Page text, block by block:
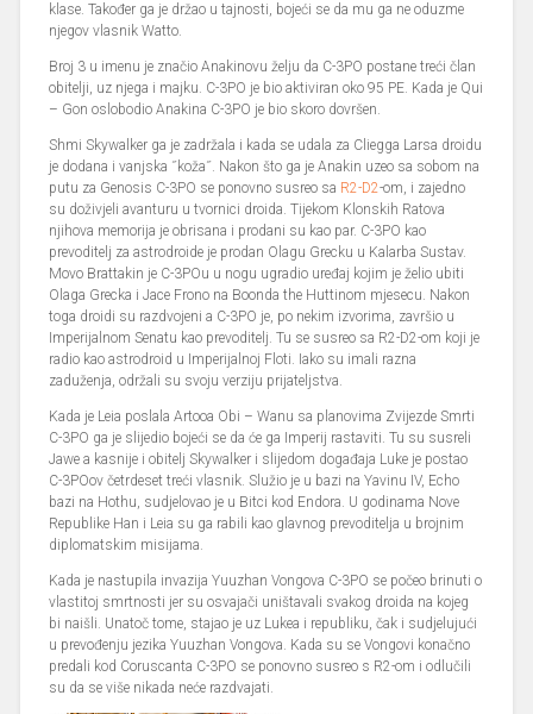
klase. Također ga je držao u tajnosti, bojeći se da mu ga ne oduzme
njegov vlasnik Watto.
Broj 3 u imenu je značio Anakinovu želju da C-3PO postane treći član
obitelji, uz njega i majku. C-3PO je bio aktiviran oko 95 PE. Kada je Qui
– Gon oslobodio Anakina C-3PO je bio skoro dovršen.
Shmi Skywalker ga je zadržala i kada se udala za Cliegga Larsa droidu
je dodana i vanjska ˝koža˝. Nakon što ga je Anakin uzeo sa sobom na
putu za Genosis C-3PO se ponovno susreo sa R2-D2-om, i zajedno
su doživjeli avanturu u tvornici droida. Tijekom Klonskih Ratova
njihova memorija je obrisana i prodani su kao par. C-3PO kao
prevoditelj za astrodroide je prodan Olagu Grecku u Kalarba Sustav.
Movo Brattakin je C-3POu u nogu ugradio uređaj kojim je želio ubiti
Olaga Grecka i Jace Frono na Boonda the Huttinom mjesecu. Nakon
toga droidi su razdvojeni a C-3PO je, po nekim izvorima, završio u
Imperijalnom Senatu kao prevoditelj. Tu se susreo sa R2-D2-om koji je
radio kao astrodroid u Imperijalnoj Floti. Iako su imali razna
zaduženja, održali su svoju verziju prijateljstva.
Kada je Leia poslala Artooa Obi – Wanu sa planovima Zvijezde Smrti
C-3PO ga je slijedio bojeći se da će ga Imperij rastaviti. Tu su susreli
Jawe a kasnije i obitelj Skywalker i slijedom događaja Luke je postao
C-3POov četrdeset treći vlasnik. Služio je u bazi na Yavinu IV, Echo
bazi na Hothu, sudjelovao je u Bitci kod Endora. U godinama Nove
Republike Han i Leia su ga rabili kao glavnog prevoditelja u brojnim
diplomatskim misijama.
Kada je nastupila invazija Yuuzhan Vongova C-3PO se počeo brinuti o
vlastitoj smrtnosti jer su osvajači uništavali svakog droida na kojeg
bi naišli. Unatoč tome, stajao je uz Lukea i republiku, čak i sudjelujući
u prevođenju jezika Yuuzhan Vongova. Kada su se Vongovi konačno
predali kod Coruscanta C-3PO se ponovno susreo s R2-om i odlučili
su da se više nikada neće razdvajati.